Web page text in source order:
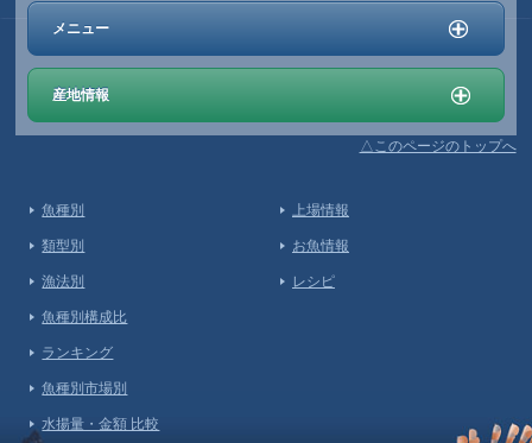
メニュー
産地情報
△このページのトップへ
魚種別
類型別
漁法別
魚種別構成比
ランキング
魚種別市場別
水揚量・金額 比較
上場情報
お魚情報
レシピ